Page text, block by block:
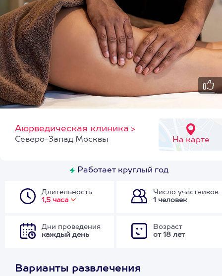
Аюрведическая клиника >
На карте
Северо-Запад Москвы
Работает круглый год
Длительность
1,5 часа
Число участников
1 человек
Дни проведения
каждый день
Возраст
от 18 лет
Варианты развлечения